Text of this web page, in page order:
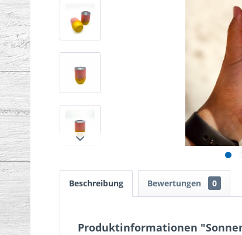
Beschreibung Bewertungen 0
Produktinformationen